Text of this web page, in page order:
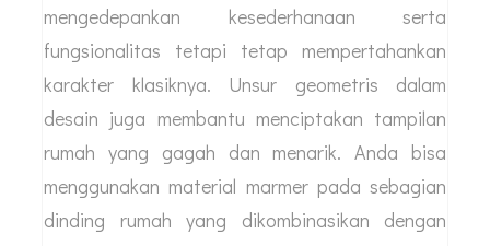
mengedepankan kesederhanaan serta
fungsionalitas tetapi tetap mempertahankan
karakter klasiknya. Unsur geometris dalam
desain juga membantu menciptakan tampilan
rumah yang gagah dan menarik. Anda bisa
menggunakan material marmer pada sebagian
dinding rumah yang dikombinasikan dengan